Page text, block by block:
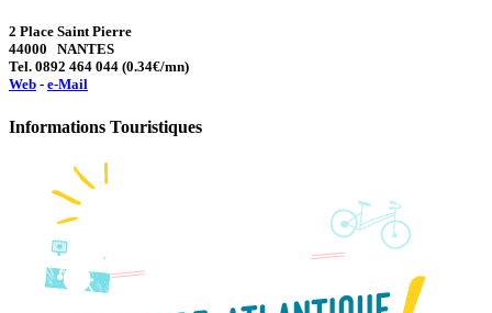
2 Place Saint Pierre
44000 NANTES
Tel. 0892 464 044 (0.34€/mn)
Web - e-Mail
Informations Touristiques